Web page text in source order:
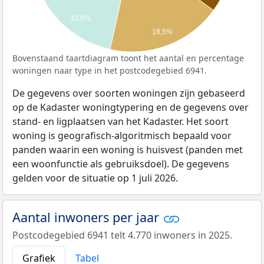
13,8%
18,5%
Bovenstaand taartdiagram toont het aantal en percentage
woningen naar type in het postcodegebied 6941.
De gegevens over soorten woningen zijn gebaseerd
op de Kadaster woningtypering en de gegevens over
stand- en ligplaatsen van het Kadaster. Het soort
woning is geografisch-algoritmisch bepaald voor
panden waarin een woning is huisvest (panden met
een woonfunctie als gebruiksdoel). De gegevens
gelden voor de situatie op 1 juli 2026.
Aantal inwoners per jaar
Postcodegebied 6941 telt 4.770 inwoners in 2025.
Grafiek
Tabel